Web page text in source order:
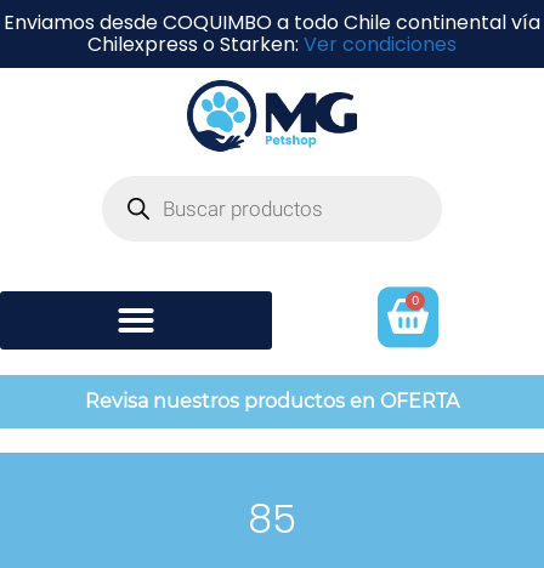
Enviamos desde COQUIMBO a todo Chile continental vía
Chilexpress o Starken: Ver condiciones
0
Revisa nuestros productos en OFERTA
85